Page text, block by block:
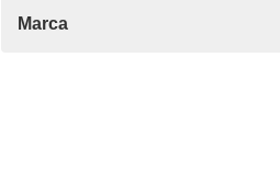
Marca